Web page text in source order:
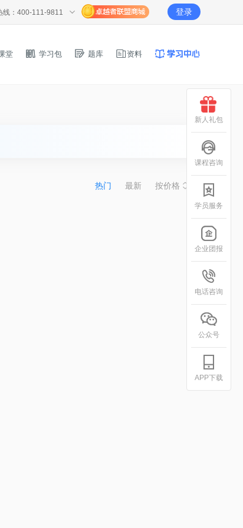
线：400-111-9811 登录
堂 学习包 题库 资料
热门 最新 按价格
新人礼包
课程咨询
学员服务
企业团报
电话咨询
公众号
APP下载